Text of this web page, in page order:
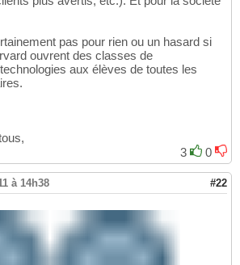
pas pour rien ou un hasard si
ouvrent des classes de
aux élèves de toutes les
3
0
à 14h38 #22